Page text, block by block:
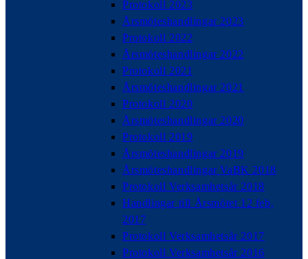
Protokoll 2023
Årsmöteshandlingar 2023
Protokoll 2022
Årsmöteshandlingar 2022
Protokoll 2021
Årsmöteshandlingar 2021
Protokoll 2020
Årsmöteshandlingar 2020
Protokoll 2019
Årsmöteshandlingar 2019
Årsmöteshandlingar VaBK 2018
Protokoll Verksamhetsår 2018
Handlingar till Årsmötet 12 feb,
2017
Protokoll Verksamhetsår 2017
Protokoll Verksamhetsår 2016